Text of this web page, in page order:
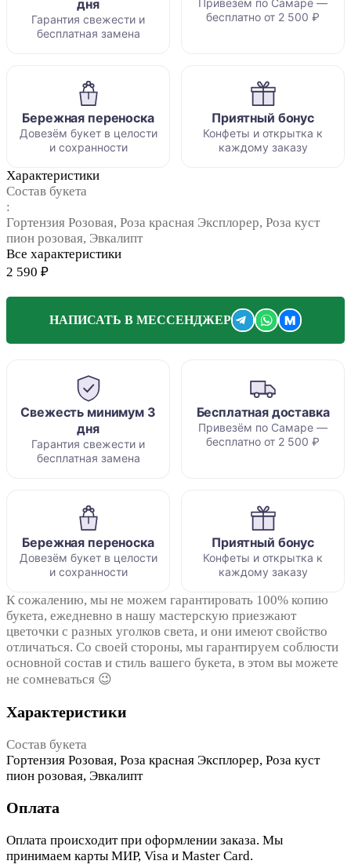
дня
Гарантия свежести и
бесплатная замена
бесплатно от 2 500 ₽
Бережная переноска
Довезём букет в целости
и сохранности
Приятный бонус
Конфеты и открытка к
каждому заказу
Характеристики
Состав букета
:
Гортензия Розовая, Роза красная Эксплорер, Роза куст
пион розовая, Эвкалипт
Все характеристики
2 590 ₽
НАПИСАТЬ В МЕССЕНДЖЕР M
Свежесть минимум 3
дня
Гарантия свежести и
бесплатная замена
Бесплатная доставка
Привезём по Самаре —
бесплатно от 2 500 ₽
Бережная переноска
Довезём букет в целости
и сохранности
Приятный бонус
Конфеты и открытка к
каждому заказу
К сожалению, мы не можем гарантировать 100% копию
букета, ежедневно в нашу мастерскую приезжают
цветочки с разных уголков света, и они имеют свойство
отличаться. Со своей стороны, мы гарантируем соблюсти
основной состав и стиль вашего букета, в этом вы можете
не сомневаться 😉
Характеристики
Состав букета
Гортензия Розовая, Роза красная Эксплорер, Роза куст
пион розовая, Эвкалипт
Оплата
Оплата происходит при оформлении заказа. Мы
принимаем карты МИР, Visa и Master Card.